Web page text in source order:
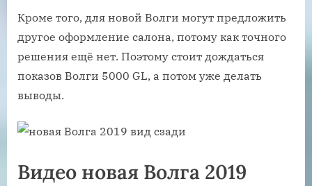
Кроме того, для новой Волги могут предложить
другое оформление салона, потому как точного
решения ещё нет. Поэтому стоит дождаться
показов Волги 5000 GL, а потом уже делать
выводы.
Видео новая Волга 2019